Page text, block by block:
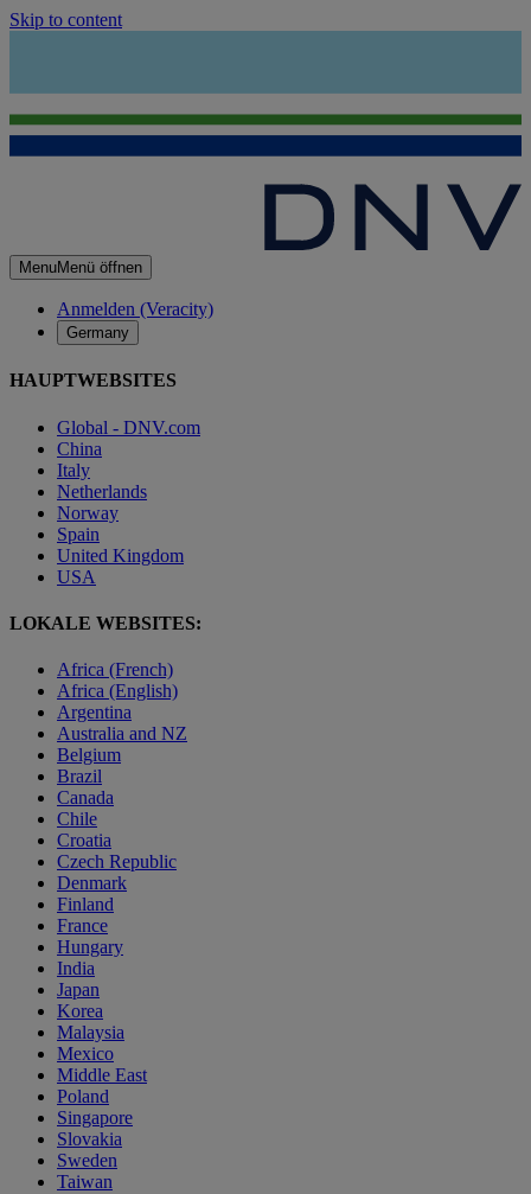
Skip to content
MenuMenü öffnen
Anmelden (Veracity)
Germany
HAUPTWEBSITES
Global - DNV.com
China
Italy
Netherlands
Norway
Spain
United Kingdom
USA
LOKALE WEBSITES:
Africa (French)
Africa (English)
Argentina
Australia and NZ
Belgium
Brazil
Canada
Chile
Croatia
Czech Republic
Denmark
Finland
France
Hungary
India
Japan
Korea
Malaysia
Mexico
Middle East
Poland
Singapore
Slovakia
Sweden
Taiwan